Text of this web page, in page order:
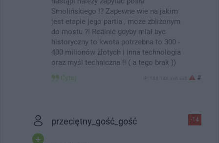
Smolińskiego !? Zapewne wie na jakim
jest etapie jego partia , może zbliżonym
do mostu ?! Realnie gdyby miał być
historyczny to kwota potrzebna to 300 -
400 milionów złotych i inna technologia
oraz myśl techniczna !! ( a tego brak ))
Cytuj #
-14
przeciętny_gość_gość